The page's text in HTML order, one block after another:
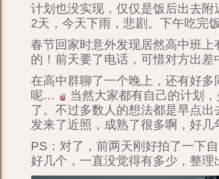
计划也没实现，仅仅是饭后出去
2天，今天下雨，悲剧。下午吃
春节回家时意外发现居然高中班
的！前天要了电话，可惜对方出
在高中群聊了一个晚上，还有好
呢…
当然大家都有自己的计划
了。不过多数人的想法都是早点
发来了近照，成熟了很多啊，好
PS：对了，前两天刚好拍了一下
好几个，一直没觉得有多少，整